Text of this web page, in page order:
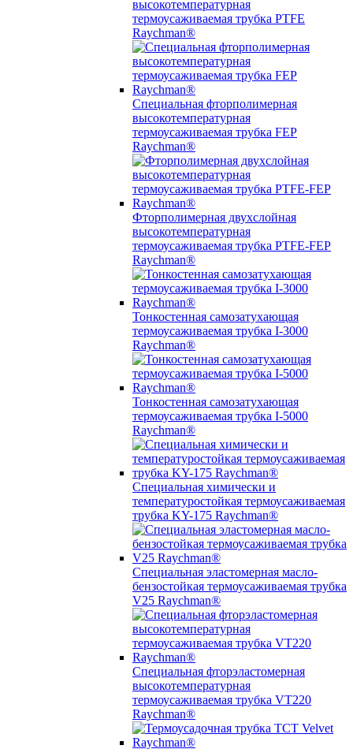
высокотемпературная
термоусаживаемая трубка PTFE
Raychman®
Специальная фторполимерная
высокотемпературная
термоусаживаемая трубка FEP
Raychman®
Фторполимерная двухслойная
высокотемпературная
термоусаживаемая трубка PTFE-FEP
Raychman®
Тонкостенная самозатухающая
термоусаживаемая трубка I-3000
Raychman®
Тонкостенная самозатухающая
термоусаживаемая трубка I-5000
Raychman®
Специальная химически и
температуростойкая термоусаживаемая
трубка KY-175 Raychman®
Специальная эластомерная масло-
бензостойкая термоусаживаемая трубка
V25 Raychman®
Специальная фторэластомерная
высокотемпературная
термоусаживаемая трубка VT220
Raychman®